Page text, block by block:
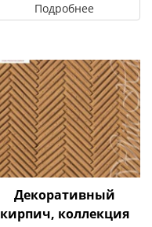
Подробнее
Декоративный
кирпич, коллекция